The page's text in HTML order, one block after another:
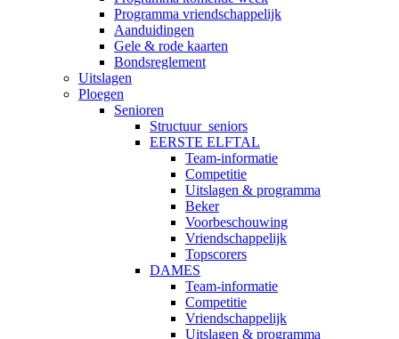
Programma vriendschappelijk
Aanduidingen
Gele & rode kaarten
Bondsreglement
Uitslagen
Ploegen
Senioren
Structuur_seniors
EERSTE ELFTAL
Team-informatie
Competitie
Uitslagen & programma
Beker
Voorbeschouwing
Vriendschappelijk
Topscorers
DAMES
Team-informatie
Competitie
Vriendschappelijk
Uitslagen & programma